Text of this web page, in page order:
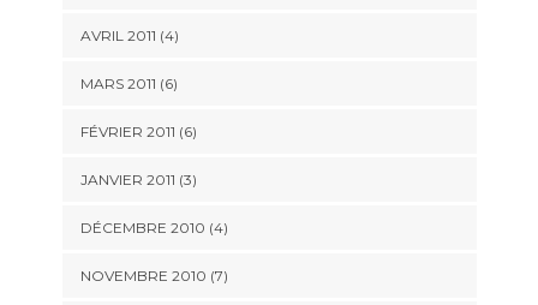
AVRIL 2011 (4)
MARS 2011 (6)
FÉVRIER 2011 (6)
JANVIER 2011 (3)
DÉCEMBRE 2010 (4)
NOVEMBRE 2010 (7)